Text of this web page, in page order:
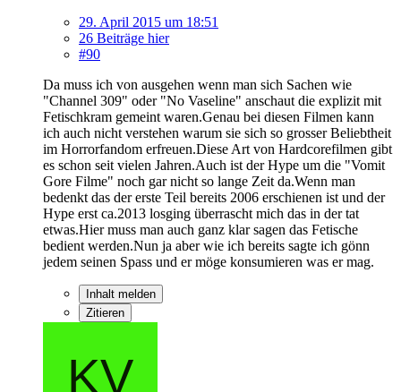
29. April 2015 um 18:51
26 Beiträge hier
#90
Da muss ich von ausgehen wenn man sich Sachen wie
"Channel 309" oder "No Vaseline" anschaut die explizit mit
Fetischkram gemeint waren.Genau bei diesen Filmen kann
ich auch nicht verstehen warum sie sich so grosser Beliebtheit
im Horrorfandom erfreuen.Diese Art von Hardcorefilmen gibt
es schon seit vielen Jahren.Auch ist der Hype um die "Vomit
Gore Filme" noch gar nicht so lange Zeit da.Wenn man
bedenkt das der erste Teil bereits 2006 erschienen ist und der
Hype erst ca.2013 losging überrascht mich das in der tat
etwas.Hier muss man auch ganz klar sagen das Fetische
bedient werden.Nun ja aber wie ich bereits sagte ich gönn
jedem seinen Spass und er möge konsumieren was er mag.
Inhalt melden
Zitieren